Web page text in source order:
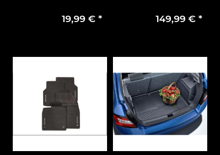
Gummimatte19,99 € *
5LJ061163C149,99 €*